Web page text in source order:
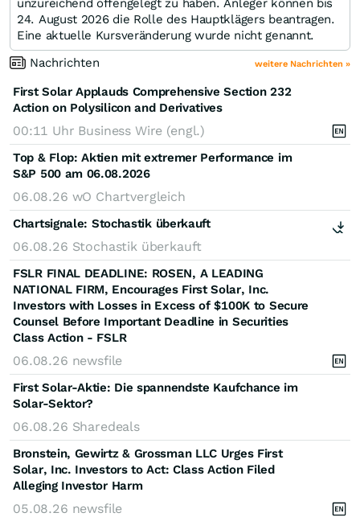
unzureichend offengelegt zu haben. Anleger können bis
24. August 2026 die Rolle des Hauptklägers beantragen.
Eine aktuelle Kursveränderung wurde nicht genannt.
Nachrichten
weitere Nachrichten »
First Solar Applauds Comprehensive Section 232
Action on Polysilicon and Derivatives
00:11 Uhr Business Wire (engl.)
Top & Flop: Aktien mit extremer Performance im
S&P 500 am 06.08.2026
06.08.26 wO Chartvergleich
Chartsignale: Stochastik überkauft
06.08.26 Stochastik überkauft
FSLR FINAL DEADLINE: ROSEN, A LEADING
NATIONAL FIRM, Encourages First Solar, Inc.
Investors with Losses in Excess of $100K to Secure
Counsel Before Important Deadline in Securities
Class Action - FSLR
06.08.26 newsfile
First Solar-Aktie: Die spannendste Kaufchance im
Solar-Sektor?
06.08.26 Sharedeals
Bronstein, Gewirtz & Grossman LLC Urges First
Solar, Inc. Investors to Act: Class Action Filed
Alleging Investor Harm
05.08.26 newsfile